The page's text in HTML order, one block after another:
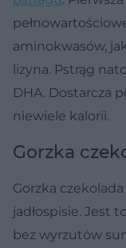
aminokwasów,
lizyna. Pstrąg
DHA. Dostarcza
niewiele kalorii.
Gorzka
Gorzka
jadłospisie. Jest
bez wyrzutów